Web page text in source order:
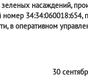
насаждений,
номер
в оперативном
30